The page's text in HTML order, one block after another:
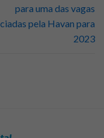
para uma das vagas
pela Havan para
2023